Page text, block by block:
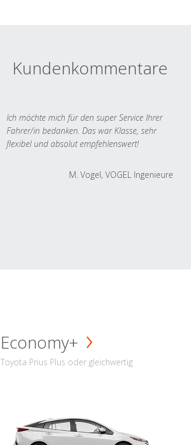
Kundenkommentare
Ich möchte mich für den super Service Ihrer
Fahrer/in bedanken. Das war Klasse, sehr
flexibel und absolut empfehlenswert!
M. Vogel, VOGEL Ingenieure
Economy+
Toyota Prius Plus oder gleichwertig